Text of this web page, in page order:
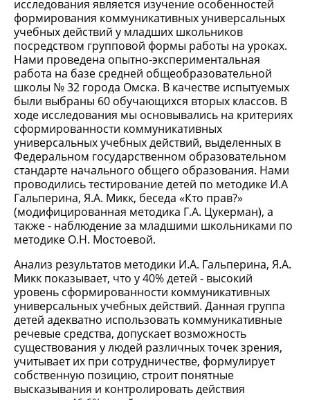
исследования является изучение особенностей
формирования коммуникативных универсальных
учебных действий у младших школьников
посредством групповой формы работы на уроках.
Нами проведена опытно-экспериментальная
работа на базе средней общеобразовательной
школы № 32 города Омска. В качестве испытуемых
были выбраны 60 обучающихся вторых классов. В
ходе исследования мы основывались на критериях
сформированности коммуникативных
универсальных учебных действий, выделенных в
Федеральном государственном образовательном
стандарте начального общего образования. Нами
проводились тестирование детей по методике И.А
Гальперина, Я.А. Микк, беседа «Кто прав?»
(модифицированная методика Г.А. Цукерман), а
также - наблюдение за младшими школьниками по
методике О.Н. Мостоевой.
Анализ результатов методики И.А. Гальперина, Я.А.
Микк показывает, что у 40% детей - высокий
уровень сформированности коммуникативных
универсальных учебных действий. Данная группа
детей адекватно использовать коммуникативные
речевые средства, допускает возможность
существования у людей различных точек зрения,
учитывает их при сотрудничестве, формулирует
собственную позицию, строит понятные
высказывания и контролировать действия